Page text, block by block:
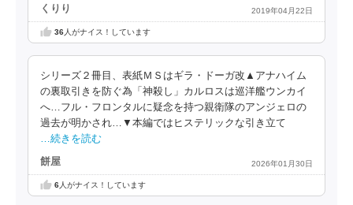
くりり 2019年04月22日
36人がナイス！しています
シリーズ２冊目、表紙ＭＳはギラ・ドーガ改▲アナハイム
の裏取引きを防ぐ為「神殺し」カルロスは巡洋艦ウンカイ
へ…フル・フロンタルに疑念を持つ親衛隊のアンジェロの
過去が明かされ…▼本編ではヒステリックな引き立て
…続きを読む
餅屋 2026年01月30日
6人がナイス！しています